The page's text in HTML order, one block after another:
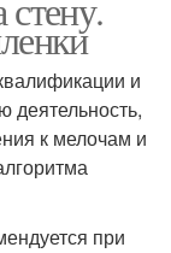
и
деятельность,
к мелочам и
при